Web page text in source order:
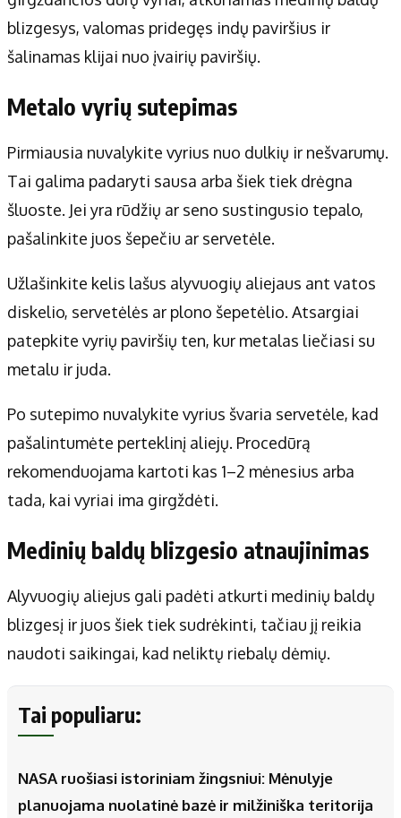
Apie mus
Autoriai
Kontaktai
Redakcijos politika
Receptai
blizgesys, valomas pridegęs indų paviršius ir
šalinamas klijai nuo įvairių paviršių.
Metalo vyrių sutepimas
Pirmiausia nuvalykite vyrius nuo dulkių ir nešvarumų.
Tai galima padaryti sausa arba šiek tiek drėgna
šluoste. Jei yra rūdžių ar seno sustingusio tepalo,
pašalinkite juos šepečiu ar servetėle.
Užlašinkite kelis lašus alyvuogių aliejaus ant vatos
diskelio, servetėlės ar plono šepetėlio. Atsargiai
patepkite vyrių paviršių ten, kur metalas liečiasi su
metalu ir juda.
Po sutepimo nuvalykite vyrius švaria servetėle, kad
pašalintumėte perteklinį aliejų. Procedūrą
rekomenduojama kartoti kas 1–2 mėnesius arba
tada, kai vyriai ima girgždėti.
Medinių baldų blizgesio atnaujinimas
Alyvuogių aliejus gali padėti atkurti medinių baldų
blizgesį ir juos šiek tiek sudrėkinti, tačiau jį reikia
naudoti saikingai, kad neliktų riebalų dėmių.
Tai populiaru:
NASA ruošiasi istoriniam žingsniui: Mėnulyje
planuojama nuolatinė bazė ir milžiniška teritorija